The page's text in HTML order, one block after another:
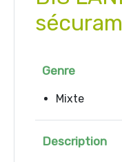
Genre
Mixte
Description